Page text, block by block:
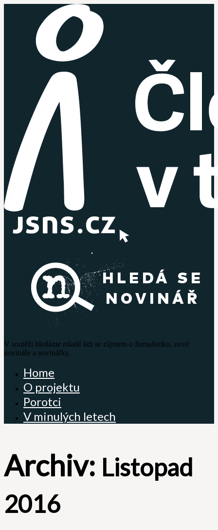
V soutěži hledáme mladé lidi se zájmem o žurnalistiku, nové
novináře a novinářky.
Home
O projektu
Porotci
V minulých letech
Archiv: Listopad
2016